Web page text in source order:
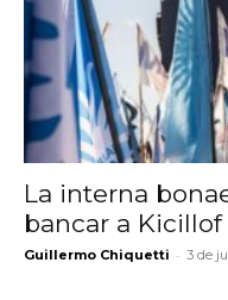
La interna
bancar a Kicillof
Guillermo Chiquetti - 3 de